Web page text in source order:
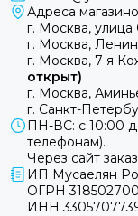
Адреса
г. Москва,
г. Москва,
г. Москва, 7-я
открыт)
г. Москва,
г. Санкт-
ПН-ВС: с 10:00
телефонам).
Через сайт
ИП Мусаелян
ОГРН
ИНН